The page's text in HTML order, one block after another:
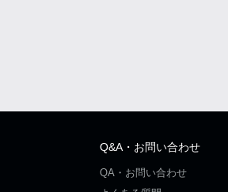
Q&A・お問い合わせ
QA・お問い合わせ